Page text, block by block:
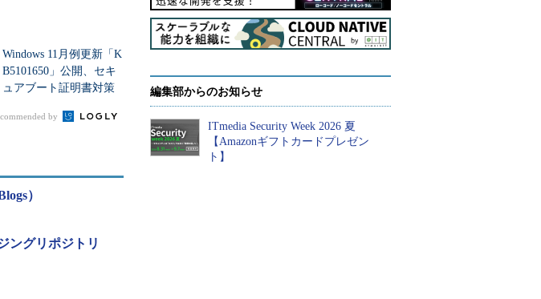
Windows 11月例更新「K
B5101650」公開、セキ
ュアブート証明書対策
ンタイム復元」など
by
）
ングリポジトリ
編集部からのお知らせ
ITmedia Security Week 2026 夏
【Amazonギフトカードプレゼン
ト】